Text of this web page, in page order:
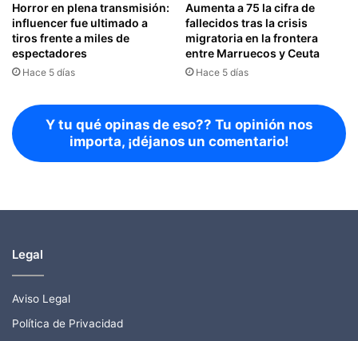
Horror en plena transmisión:
influencer fue ultimado a
tiros frente a miles de
espectadores
Hace 5 días
Aumenta a 75 la cifra de
fallecidos tras la crisis
migratoria en la frontera
entre Marruecos y Ceuta
Hace 5 días
Y tu qué opinas de eso?? Tu opinión nos
importa, ¡déjanos un comentario!
Legal
Aviso Legal
Política de Privacidad